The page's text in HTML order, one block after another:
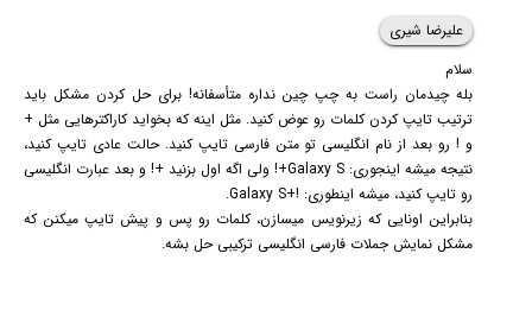
علیرضا شیری
سلام
بله چیدمان راست به چپ چین نداره متأسفانه! برای حل کردن مشکل باید
ترتیب تایپ کردن کلمات رو عوض کنید. مثل اینه که بخواید کاراکترهایی مثل +
و ! رو بعد از نام انگلیسی تو متن فارسی تایپ کنید. حالت عادی تایپ کنید،
نتیجه میشه اینجوری: Galaxy S+! ولی اگه اول بزنید +! و بعد عبارت انگلیسی
رو تایپ کنید، میشه اینطوری: !+Galaxy S.
بنابراین اونایی که زیرنویس میسازن، کلمات رو پس و پیش تایپ میکنن که
مشکل نمایش جملات فارسی انگلیسی ترکیبی حل بشه.